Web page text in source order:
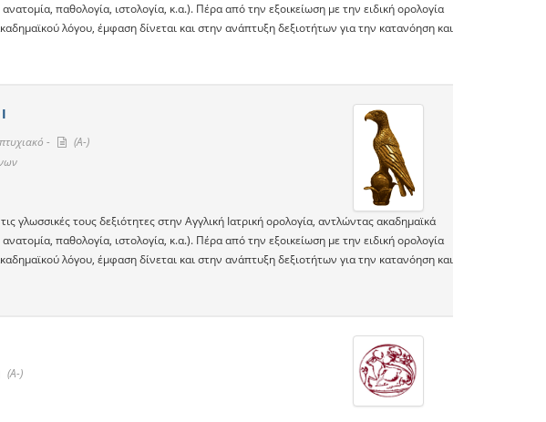
παθολογία, ιστολογία, κ.α.). Πέρα από την εξοικείωση με την ειδική ορολογία
λόγου, έμφαση δίνεται και στην ανάπτυξη δεξιοτήτων για την κατανόηση και
-
(A-)
γλωσσικές τους δεξιότητες στην Αγγλική Ιατρική ορολογία, αντλώντας ακαδημαϊκά
παθολογία, ιστολογία, κ.α.). Πέρα από την εξοικείωση με την ειδική ορολογία
λόγου, έμφαση δίνεται και στην ανάπτυξη δεξιοτήτων για την κατανόηση και
(A-)